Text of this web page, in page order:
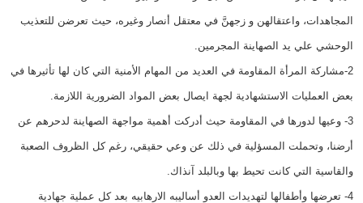
المجاهدات، واعتقالهن و زجهنَّ في معتقل أنصار وغيره، حيث تعرضن للتعذيب
الوحشي علي يد الصهاينة المجرمين.
2-مشاركة المرأة المقاومة في العديد من المهام الأمنية التي كان لها تأثيرها في
بعض العمليات الاستشهادية لجهة ايصال بعض المواد الضرورية اللازمة.
3- وعيها لدورها في المقاومة حيث أدركت أهمية مواجهة الصهاينة لدحرهم عن
أرضنا، وتحملت المسؤلية في ذلك عن وعي حقيقي، رغم كل الظروف الصعبة
والقاسية التي كانت تحيط بها وبالبلد آنذاك.
4- تعرضها وأطفالها لتهديدات العدو أساليبه الارهابيه بعد كل عملية جهادية